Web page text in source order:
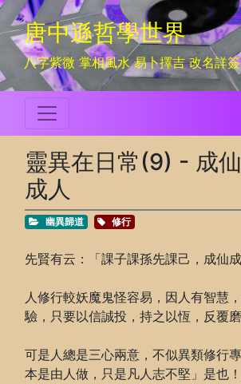
唐中遜哲學世界
八字紫微 掌相風水 易卜擇吉 改名詳
靈異在日常(9) - 成
成人
幽異歸道 修行
先賢有云：「課子課孫先課己，成仙成
人修行較妖魔鬼怪容易，因人有智慧
驗，只要以信誠投，持之以恆，反覆磨
可是人總是三心兩意，不似異類修行
本是由人做，只是凡人志不堅」是也